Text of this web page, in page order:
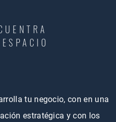
tu negocio, con en una
estratégica y con los